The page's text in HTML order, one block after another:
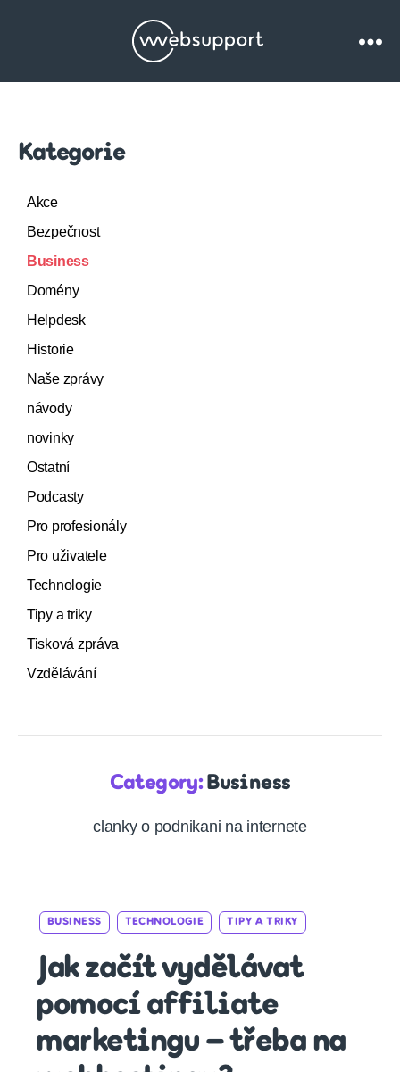
Websupport.cz
Kategorie
Akce
Bezpečnost
Business
Domény
Helpdesk
Historie
Naše zprávy
návody
novinky
Ostatní
Podcasty
Pro profesionály
Pro uživatele
Technologie
Tipy a triky
Tisková zpráva
Vzdělávání
Category: Business
clanky o podnikani na internete
Categories
BUSINESS TECHNOLOGIE TIPY A TRIKY
Jak začít vydělávat
pomocí affiliate
marketingu – třeba na